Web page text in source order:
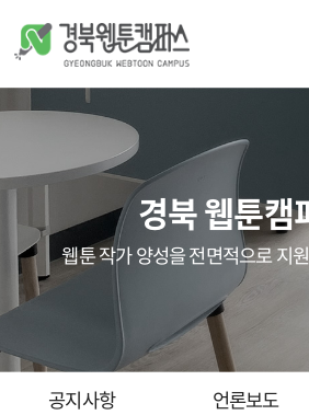
공간 안내
오시는 길
언론보도
경북 웹툰캠
웹툰 작가 양성을 전면적으로 지
공지사항 언론보도